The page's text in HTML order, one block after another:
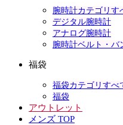
腕時計カテゴリす
デジタル腕時計
アナログ腕時計
腕時計ベルト・バ
福袋
福袋カテゴリすべ
福袋
アウトレット
メンズ TOP